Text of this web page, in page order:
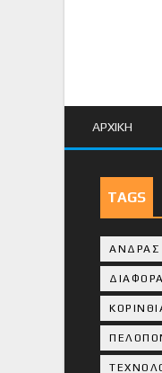
ΑΡΧΙΚΗ
TAGS
ΑΝΔΡΑΣ
ΔΙΑΦΟΡΑ